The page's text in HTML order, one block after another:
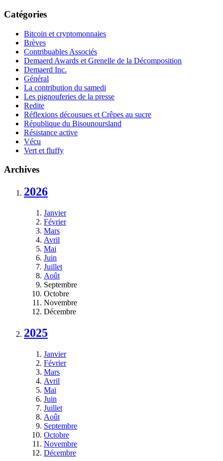
Catégories
Bitcoin et cryptomonnaies
Brèves
Contribuables Associés
Demaerd Awards et Grenelle de la Décomposition
Demaerd Inc.
Général
La contribution du samedi
Les pignouferies de la presse
Redite
Réflexions décousues et Crêpes au sucre
République du Bisounoursland
Résistance active
Vécu
Vert et fluffy
Archives
2026
Janvier
Février
Mars
Avril
Mai
Juin
Juillet
Août
Septembre
Octobre
Novembre
Décembre
2025
Janvier
Février
Mars
Avril
Mai
Juin
Juillet
Août
Septembre
Octobre
Novembre
Décembre